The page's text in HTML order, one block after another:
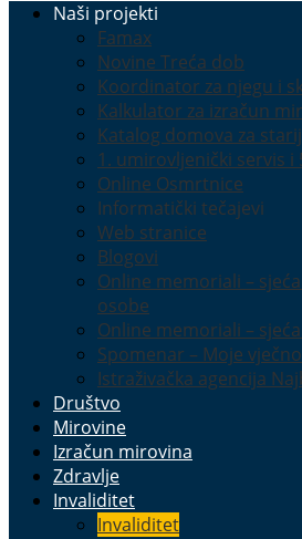
Naši projekti
Famax
Novine Treća dob
Koordinator za njegu i
Kalkulator za izračun
Katalog domova za
1. umirovljenički servis i
Online Osmrtnice
Informatički tečajevi
Web stranice
Blogovi
Online memoriali –
osobe
Online memoriali –
Spomenar – Moje
Istraživačka agencija
Društvo
Mirovine
Izračun mirovina
Zdravlje
Invaliditet
Invaliditet